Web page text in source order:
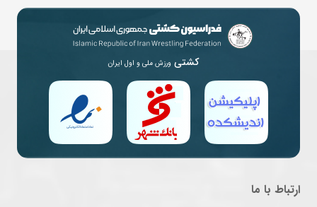
کشتی ورزش ملی و اول ایران
ارتباط با ما